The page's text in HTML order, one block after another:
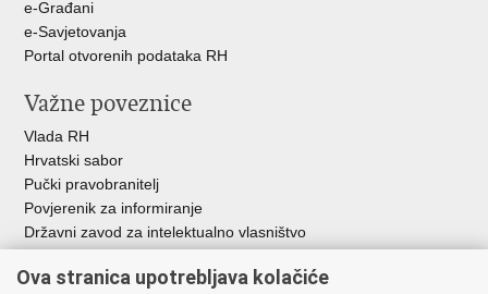
e-Građani
e-Savjetovanja
Portal otvorenih podataka RH
Važne poveznice
Vlada RH
Hrvatski sabor
Pučki pravobranitelj
Povjerenik za informiranje
Državni zavod za intelektualno vlasništvo
HAKOM
Ova stranica upotrebljava kolačiće